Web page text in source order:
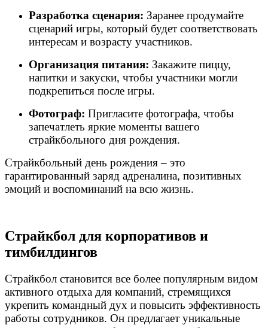
Разработка сценария: Заранее продумайте
сценарий игры, который будет соответствовать
интересам и возрасту участников.
Организация питания: Закажите пиццу,
напитки и закуски, чтобы участники могли
подкрепиться после игры.
Фотограф: Пригласите фотографа, чтобы
запечатлеть яркие моменты вашего
страйкбольного дня рождения.
Страйкбольный день рождения – это
гарантированный заряд адреналина, позитивных
эмоций и воспоминаний на всю жизнь.
Страйкбол для корпоративов и
тимбилдингов
Страйкбол становится все более популярным видом
активного отдыха для компаний, стремящихся
укрепить командный дух и повысить эффективность
работы сотрудников. Он предлагает уникальные